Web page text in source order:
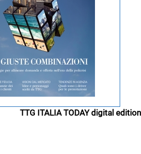
TTG ITALIA TODAY digital edition